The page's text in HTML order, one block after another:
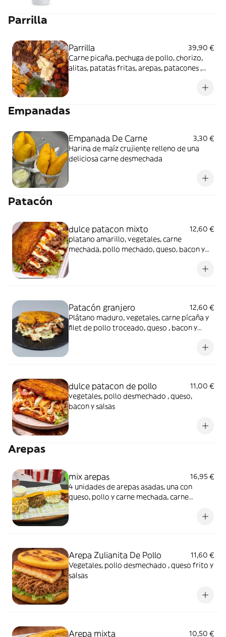
Parrilla
Parrilla
39,90 €
Carne picaña, pechuga de pollo, chorizo,
alitas, patatas fritas, arepas, patacones ,
Empanadas
Empanada De Carne
3,30 €
Harina de maíz crujiente relleno de una
deliciosa carne desmechada
Patacón
dulce patacon mixto
12,60 €
platano amarillo, vegetales, carne
mechada, pollo mechado, queso, bacon y
Patacón granjero
12,60 €
Plátano maduro, vegetales, carne pícaña y
filet de pollo troceado, queso , bacon y
dulce patacon de pollo
11,00 €
vegetales, pollo desmechado , queso,
bacon y salsas
Arepas
mix arepas
16,95 €
4 unidades de arepas asadas, una con
queso, pollo y carne mechada, carne
rosada, adicional nata criolla y salsa tartara
Arepa Zulianita De Pollo
11,60 €
Vegetales, pollo desmechado , queso frito y
salsas
Arepa mixta 10,50 €